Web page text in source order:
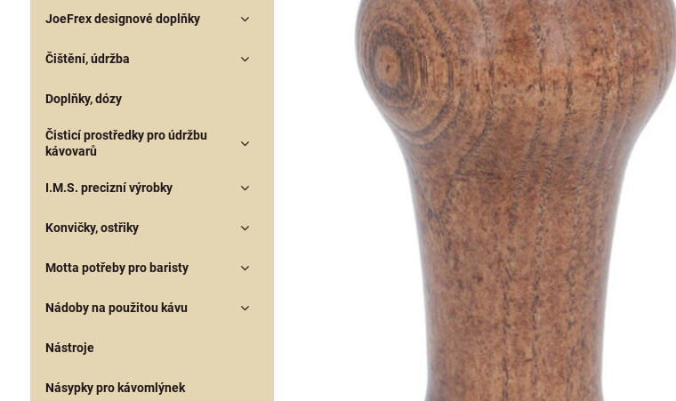
JoeFrex designové doplňky
Čištění, údržba
Doplňky, dózy
Čisticí prostředky pro údržbu
kávovarů
I.M.S. precizní výrobky
Konvičky, ostřiky
Motta potřeby pro baristy
Nádoby na použitou kávu
Nástroje
Násypky pro kávomlýnek